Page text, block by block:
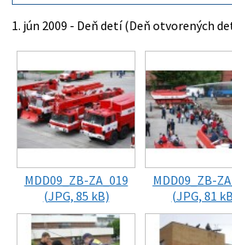
1. jún 2009 - Deň detí (Deň otvorených
MDD09_ZB-ZA_019
(JPG, 85 kB)
MDD09_ZB-
(JPG, 81